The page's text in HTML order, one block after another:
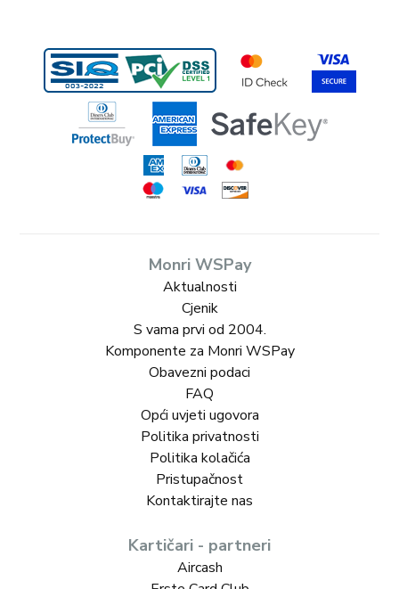
Monri WSPay
Aktualnosti
Cjenik
S vama prvi od 2004.
Komponente za Monri WSPay
Obavezni podaci
FAQ
Opći uvjeti ugovora
Politika privatnosti
Politika kolačića
Pristupačnost
Kontaktirajte nas
Kartičari - partneri
Aircash